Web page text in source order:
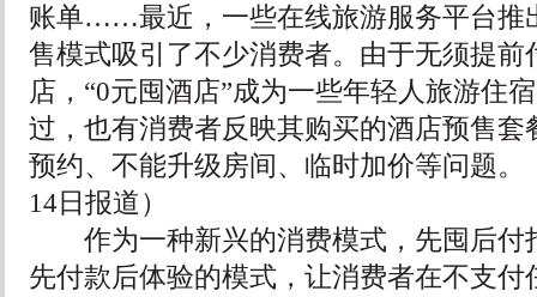
账单……最近，一些在线旅游服务平台推
售模式吸引了不少消费者。由于无须提前
店，“0元囤酒店”成为一些年轻人旅游住
过，也有消费者反映其购买的酒店预售套
预约、不能升级房间、临时加价等问题。
14日报道）
作为一种新兴的消费模式，先囤后付
先付款后体验的模式，让消费者在不支付